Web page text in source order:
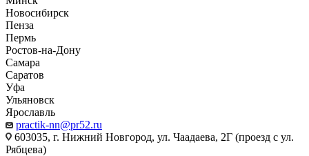
Новосибирск
Пенза
Пермь
Ростов-на-Дону
Самара
Саратов
Уфа
Ульяновск
Ярославль
practik-nn@pr52.ru
603035, г. Нижний Новгород, ул. Чаадаева, 2Г (проезд с ул.
Рябцева)